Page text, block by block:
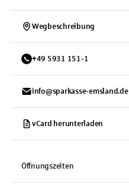
Wegbeschreibung
+49 5931 151-1
info@sparkasse-emsland.de
vCard herunterladen
Öffnungszeiten